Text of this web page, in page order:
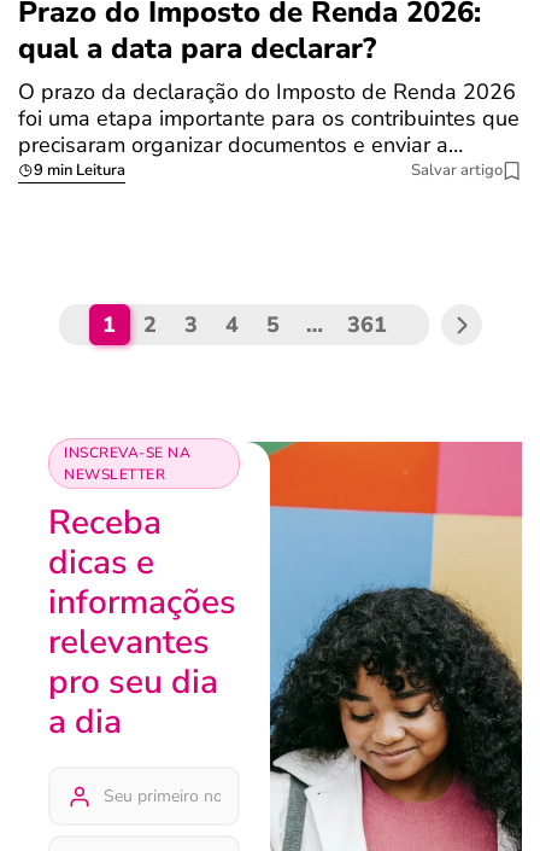
Prazo do Imposto de Renda 2026:
qual a data para declarar?
O prazo da declaração do Imposto de Renda 2026
foi uma etapa importante para os contribuintes que
precisaram organizar documentos e enviar a…
9 min Leitura Salvar artigo
1 2 3 4 5 … 361
INSCREVA-SE NA
NEWSLETTER
Receba
dicas e
informações
relevantes
pro seu dia
a dia